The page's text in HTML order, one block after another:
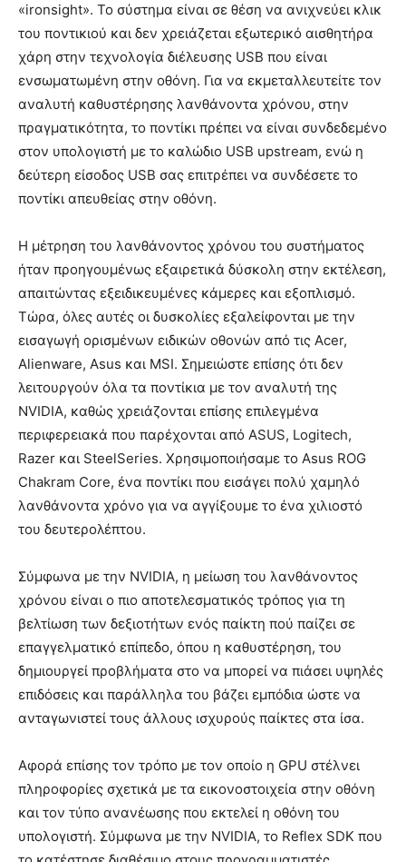
«ironsight». Το σύστημα είναι σε θέση να ανιχνεύει κλικ
του ποντικιού και δεν χρειάζεται εξωτερικό αισθητήρα
χάρη στην τεχνολογία διέλευσης USB που είναι
ενσωματωμένη στην οθόνη. Για να εκμεταλλευτείτε τον
αναλυτή καθυστέρησης λανθάνοντα χρόνου, στην
πραγματικότητα, το ποντίκι πρέπει να είναι συνδεδεμένο
στον υπολογιστή με το καλώδιο USB upstream, ενώ η
δεύτερη είσοδος USB σας επιτρέπει να συνδέσετε το
ποντίκι απευθείας στην οθόνη.
Η μέτρηση του λανθάνοντος χρόνου του συστήματος
ήταν προηγουμένως εξαιρετικά δύσκολη στην εκτέλεση,
απαιτώντας εξειδικευμένες κάμερες και εξοπλισμό.
Τώρα, όλες αυτές οι δυσκολίες εξαλείφονται με την
εισαγωγή ορισμένων ειδικών οθονών από τις Acer,
Alienware, Asus και MSI. Σημειώστε επίσης ότι δεν
λειτουργούν όλα τα ποντίκια με τον αναλυτή της
NVIDIA, καθώς χρειάζονται επίσης επιλεγμένα
περιφερειακά που παρέχονται από ASUS, Logitech,
Razer και SteelSeries. Χρησιμοποιήσαμε το Asus ROG
Chakram Core, ένα ποντίκι που εισάγει πολύ χαμηλό
λανθάνοντα χρόνο για να αγγίξουμε το ένα χιλιοστό
του δευτερολέπτου.
Σύμφωνα με την NVIDIA, η μείωση του λανθάνοντος
χρόνου είναι ο πιο αποτελεσματικός τρόπος για τη
βελτίωση των δεξιοτήτων ενός παίκτη πού παίζει σε
επαγγελματικό επίπεδο, όπου η καθυστέρηση, του
δημιουργεί προβλήματα στο να μπορεί να πιάσει υψηλές
επιδόσεις και παράλληλα του βάζει εμπόδια ώστε να
ανταγωνιστεί τους άλλους ισχυρούς παίκτες στα ίσα.
Αφορά επίσης τον τρόπο με τον οποίο η GPU στέλνει
πληροφορίες σχετικά με τα εικονοστοιχεία στην οθόνη
και τον τύπο ανανέωσης που εκτελεί η οθόνη του
υπολογιστή. Σύμφωνα με την NVIDIA, το Reflex SDK που